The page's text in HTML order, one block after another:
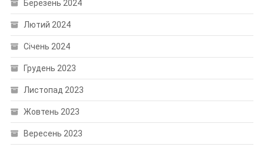
Березень 2024
Лютий 2024
Січень 2024
Грудень 2023
Листопад 2023
Жовтень 2023
Вересень 2023